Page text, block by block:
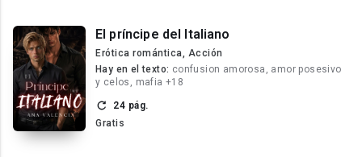
El príncipe del Italiano
Erótica romántica, Acción
Hay en el texto: confusion amorosa, amor posesivo
y celos, mafia +18
24 pág.
Gratis